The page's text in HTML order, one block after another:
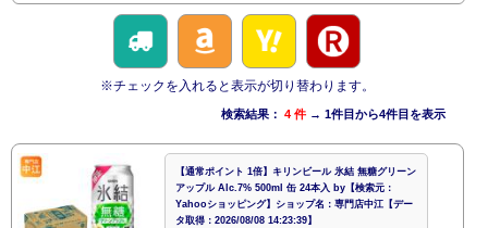
※チェックを入れると表示が切り替わります。
検索結果： 4 件 → 1件目から4件目を表示
【通常ポイント 1倍】キリンビール 氷結 無糖グリーン
アップル Alc.7% 500ml 缶 24本入 by【検索元：
Yahooショッピング】ショップ名：専門店中江【デー
タ取得：2026/08/08 14:23:39】